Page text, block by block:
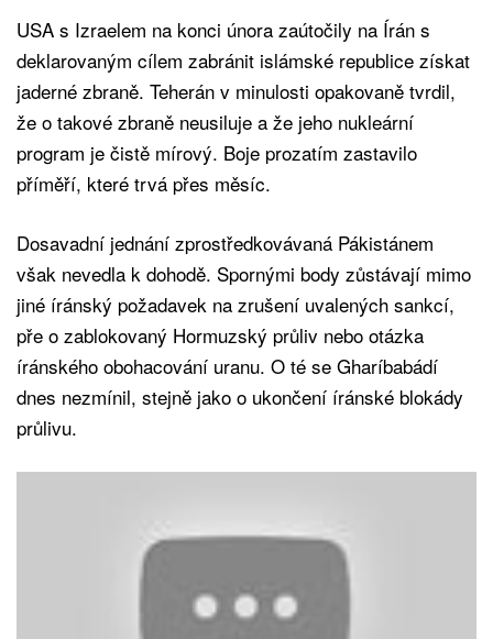
USA s Izraelem na konci února zaútočily na Írán s
deklarovaným cílem zabránit islámské republice získat
jaderné zbraně. Teherán v minulosti opakovaně tvrdil,
že o takové zbraně neusiluje a že jeho nukleární
program je čistě mírový. Boje prozatím zastavilo
příměří, které trvá přes měsíc.
Dosavadní jednání zprostředkovávaná Pákistánem
však nevedla k dohodě. Spornými body zůstávají mimo
jiné íránský požadavek na zrušení uvalených sankcí,
pře o zablokovaný Hormuzský průliv nebo otázka
íránského obohacování uranu. O té se Gharíbabádí
dnes nezmínil, stejně jako o ukončení íránské blokády
průlivu.